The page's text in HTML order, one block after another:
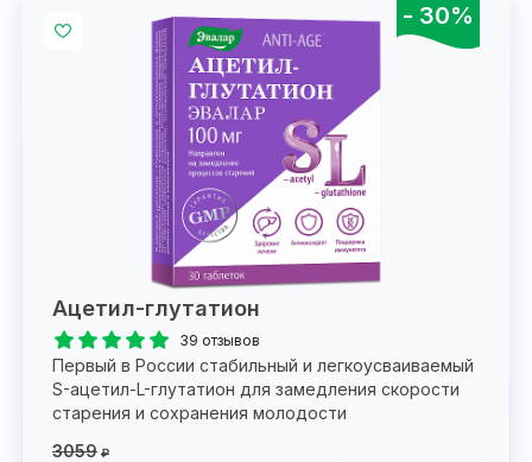
- 30%
Ацетил-глутатион
39 отзывов
Первый в России стабильный и легкоусваиваемый
S-ацетил-L-глутатион для замедления скорости
старения и сохранения молодости
3059 ₽